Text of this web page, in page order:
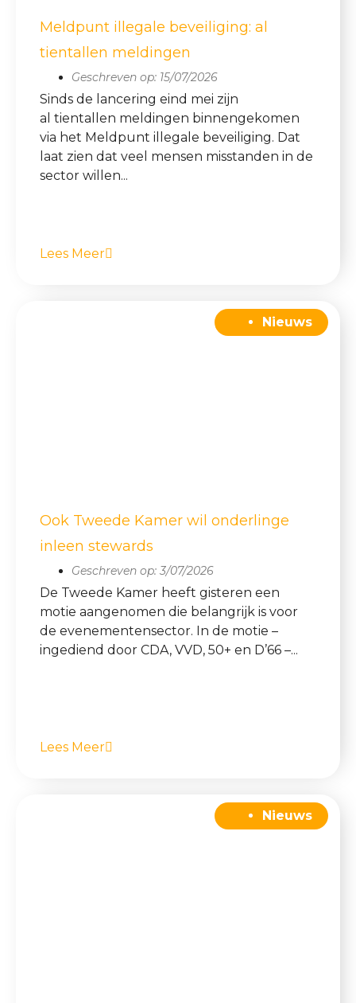
Meldpunt illegale beveiliging: al
tientallen meldingen
Geschreven op: 15/07/2026
Sinds de lancering eind mei zijn
al tientallen meldingen binnengekomen
via het Meldpunt illegale beveiliging. Dat
laat zien dat veel mensen misstanden in de
sector willen...
Lees Meer
Nieuws
Ook Tweede Kamer wil onderlinge
inleen stewards
Geschreven op: 3/07/2026
De Tweede Kamer heeft gisteren een
motie aangenomen die belangrijk is voor
de evenementensector. In de motie –
ingediend door CDA, VVD, 50+ en D’66 –...
Lees Meer
Nieuws